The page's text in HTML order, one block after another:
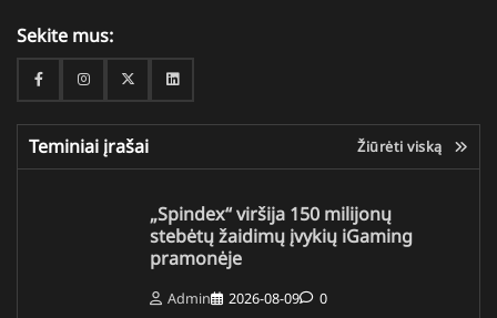
Sekite mus:
FacebookInstagramTwitterLinkedin
Teminiai įrašai Žiūrėti viską
„Spindex“ viršija 150 milijonų
stebėtų žaidimų įvykių iGaming
pramonėje
Admin 2026-08-09 0